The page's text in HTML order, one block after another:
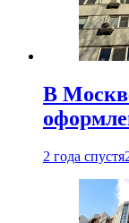
В
2 года спустя